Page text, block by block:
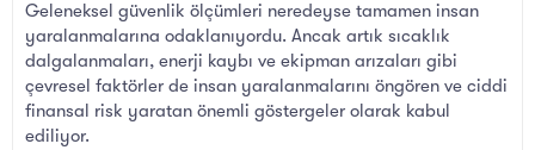
Geleneksel güvenlik ölçümleri neredeyse tamamen insan
yaralanmalarına odaklanıyordu. Ancak artık sıcaklık
dalgalanmaları, enerji kaybı ve ekipman arızaları gibi
çevresel faktörler de insan yaralanmalarını öngören ve ciddi
finansal risk yaratan önemli göstergeler olarak kabul
ediliyor.